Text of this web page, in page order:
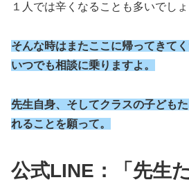
１人では辛くなることも多いでしょ
そんな時はまたここに帰ってきてく
いつでも相談に乗りますよ。
先生自身、そしてクラスの子ども
れることを願って。
公式LINE ：「先生